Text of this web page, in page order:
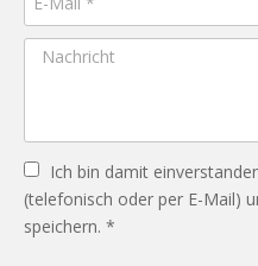
Ich bin damit
(telefonisch oder per E-Mail)
speichern. *